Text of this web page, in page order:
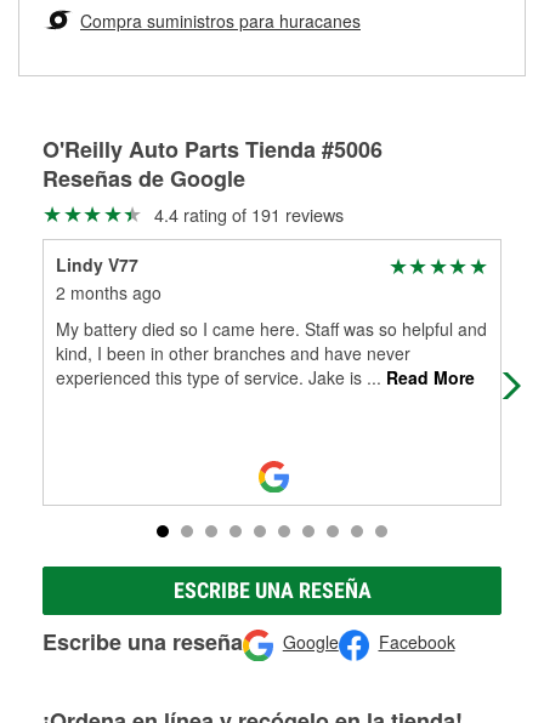
Más información sobre el Programa de Préstamo de
medirán tus tambores o discos para determinar si pueden
ser rectificados con seguridad. Si tus tambores o discos no
partes de reemplazo correctas para tu reparación.
Compra suministros para huracanes
O'Reilly Auto Parts Tienda #5006
Reseñas de Google
4.4 rating of 191 reviews
Lindy V77
2 months ago
My battery died so I came here. Staff was so helpful and
kind, I been in other branches and have never
experienced this type of service. Jake is ... Read More
ESCRIBE UNA RESEÑA
Escribe una reseña Google Facebook